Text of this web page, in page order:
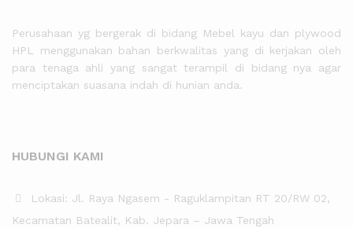
Perusahaan yg bergerak di bidang Mebel kayu dan plywood
HPL menggunakan bahan berkwalitas yang di kerjakan oleh
para tenaga ahli yang sangat terampil di bidang nya agar
menciptakan suasana indah di hunian anda.
HUBUNGI KAMI
Lokasi: Jl. Raya Ngasem - Raguklampitan RT 20/RW 02,
Kecamatan Batealit, Kab. Jepara – Jawa Tengah